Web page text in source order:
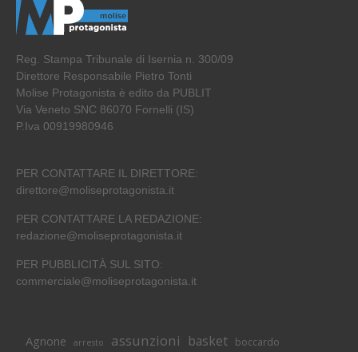
Reg. Stampa Tribunale di Isernia n. 300/09
Direttore Responsabile Pietro Tonti
Molise Protagonista è edito da PUBLIT
Via Veneto SNC 86070 Fornelli (IS)
P.Iva 00919980946
PER CONTATTARE IL DIRETTORE:
direttore@moliseprotagonista.it
PER CONTATTARE LA REDAZIONE:
redazione@moliseprotagonista.it
PER PUBBLICITÀ SUL SITO:
commerciale@moliseprotagonista.it
Agnone arresto assunzioni basket boccardo